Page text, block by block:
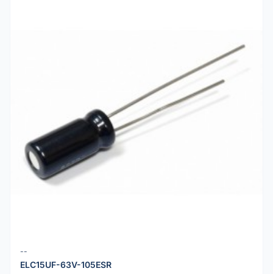
--
ELC15UF-63V-105ESR